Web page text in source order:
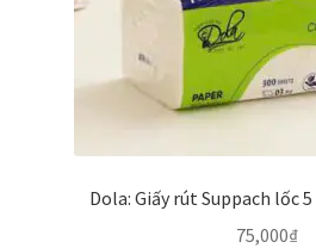
Dola: Giấy rút Suppach lốc
75,000₫